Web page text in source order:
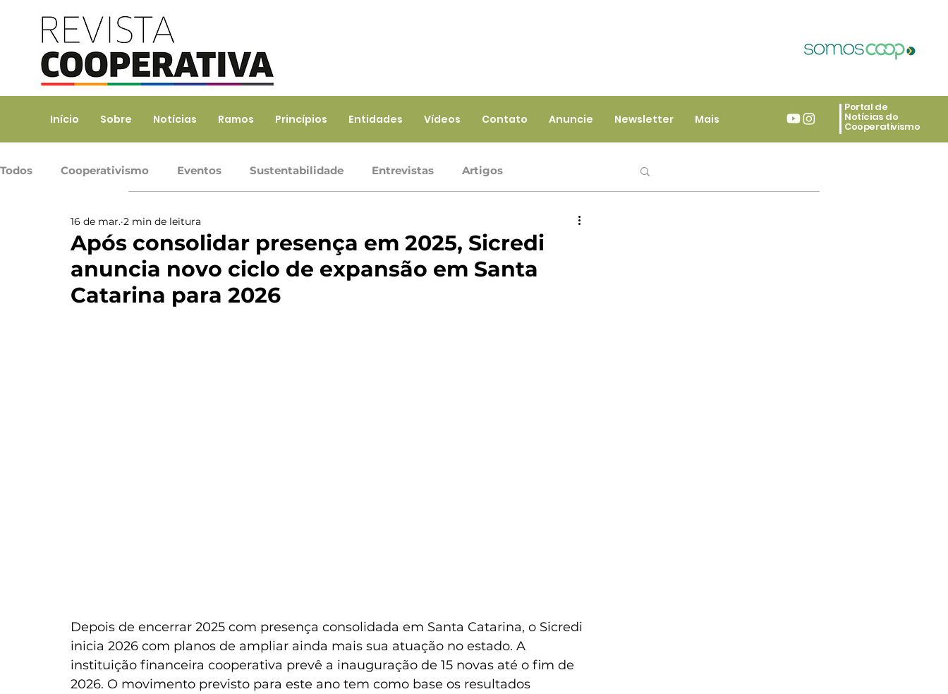
Início Sobre Notícias Ramos Princípios Entidades Vídeos Contato Anuncie Newsletter Mais
Portal de
Notícias do
Cooperativismo
Todos Cooperativismo Eventos Sustentabilidade Entrevistas Artigos
Ramo Agropecuário Ramo Consumo Ramo Saúde
Após consolidar presença em 2025, Sicredi
anuncia novo ciclo de expansão em Santa
Catarina para 2026
16 de mar. 2 min de leitura
Depois de encerrar 2025 com presença consolidada em Santa Catarina, o Sicredi
inicia 2026 com planos de ampliar ainda mais sua atuação no estado. A
instituição financeira cooperativa prevê a inauguração de 15 novas até o fim de
2026. O movimento previsto para este ano tem como base os resultados